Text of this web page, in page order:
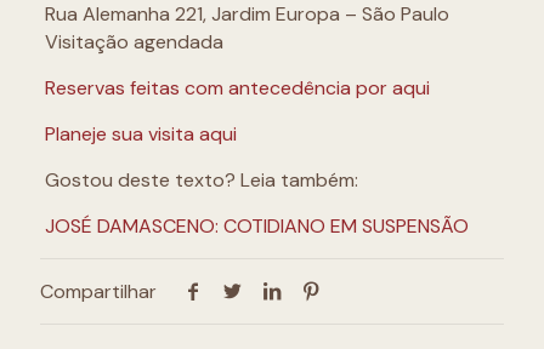
Rua Alemanha 221, Jardim Europa – São Paulo
Visitação agendada
Reservas feitas com antecedência por aqui
Planeje sua visita aqui
Gostou deste texto? Leia também:
JOSÉ DAMASCENO: COTIDIANO EM SUSPENSÃO
Compartilhar